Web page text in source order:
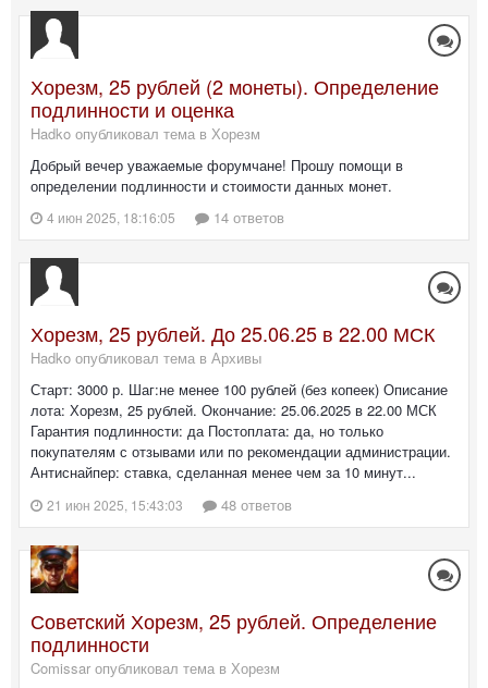
Хорезм, 25 рублей (2 монеты). Определение
подлинности и оценка
Hadko опубликовал тема в Хорезм
Добрый вечер уважаемые форумчане! Прошу помощи в
определении подлинности и стоимости данных монет.
4 июн 2025, 18:16:05 14 ответов
Хорезм, 25 рублей. До 25.06.25 в 22.00 МСК
Hadko опубликовал тема в Архивы
Старт: 3000 р. Шаг:не менее 100 рублей (без копеек) Описание
лота: Хорезм, 25 рублей. Окончание: 25.06.2025 в 22.00 МСК
Гарантия подлинности: да Постоплата: да, но только
покупателям с отзывами или по рекомендации администрации.
Антиснайпер: ставка, сделанная менее чем за 10 минут...
21 июн 2025, 15:43:03 48 ответов
Советский Хорезм, 25 рублей. Определение
подлинности
Comissar опубликовал тема в Хорезм